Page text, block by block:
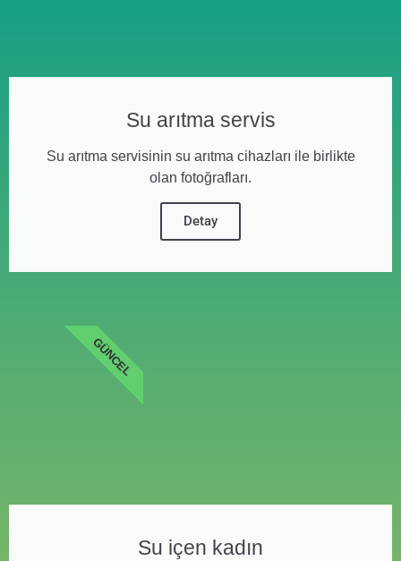
Su arıtma servis
Su arıtma servisinin su arıtma cihazları ile birlikte
olan fotoğrafları.
Detay
Su içen kadın
GÜNCEL